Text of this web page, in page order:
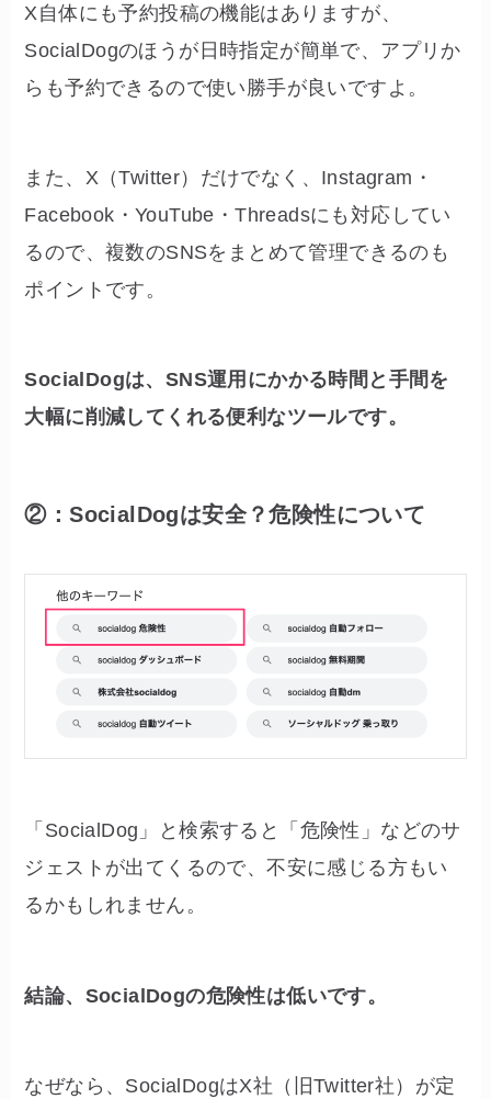
X自体にも予約投稿の機能はありますが、
SocialDogのほうが日時指定が簡単で、アプリか
らも予約できるので使い勝手が良いですよ。
また、X（Twitter）だけでなく、Instagram・
Facebook・YouTube・Threadsにも対応してい
るので、複数のSNSをまとめて管理できるのも
ポイントです。
SocialDogは、SNS運用にかかる時間と手間を
大幅に削減してくれる便利なツールです。
②：SocialDogは安全？危険性について
「SocialDog」と検索すると「危険性」などのサ
ジェストが出てくるので、不安に感じる方もい
るかもしれません。
結論、SocialDogの危険性は低いです。
なぜなら、SocialDogはX社（旧Twitter社）が定